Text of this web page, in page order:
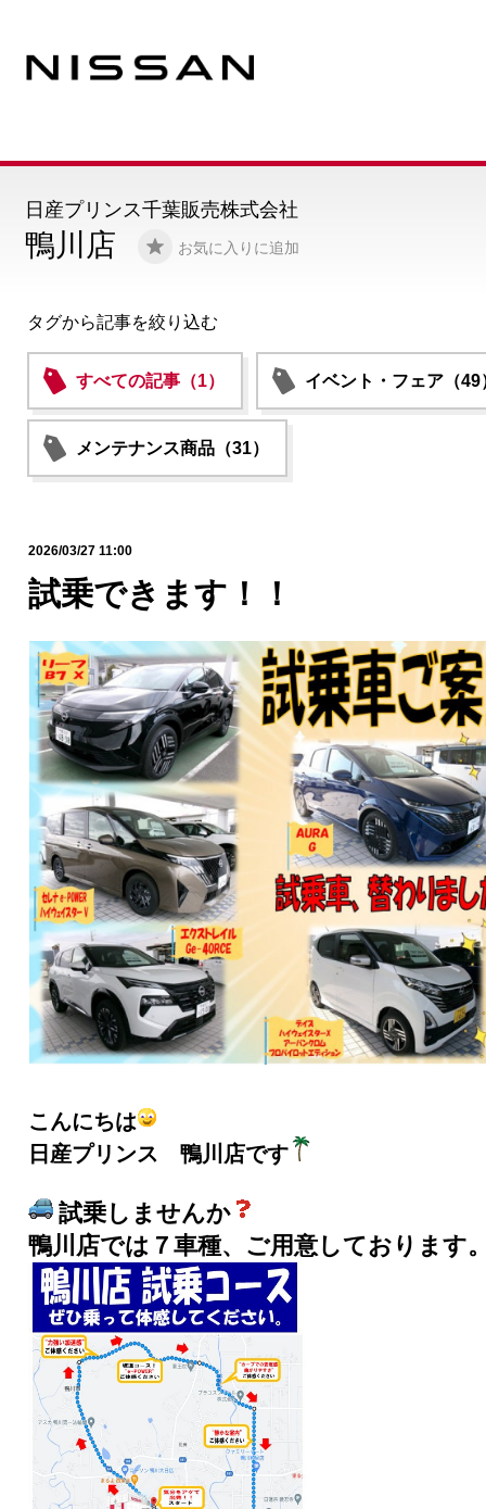
鴨川店 お気に入りに追加
日産プリンス千葉販売株式会社
タグから記事を絞り込む
すべての記事（1） イベント・フェア（49
メンテナンス商品（31）
2026/03/27 11:00
試乗できます！！
こんにちは
日産プリンス 鴨川店です
試乗しませんか
鴨川店では７車種、ご用意しております